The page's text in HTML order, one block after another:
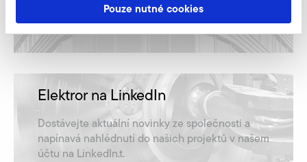
Pouze nutné cookies
zjistit víc
Elektror na LinkedIn
Dostávejte aktuální novinky ze společnosti a
napínavá nahlédnutí do našich projektů v našem
účtu na LinkedIn.t.